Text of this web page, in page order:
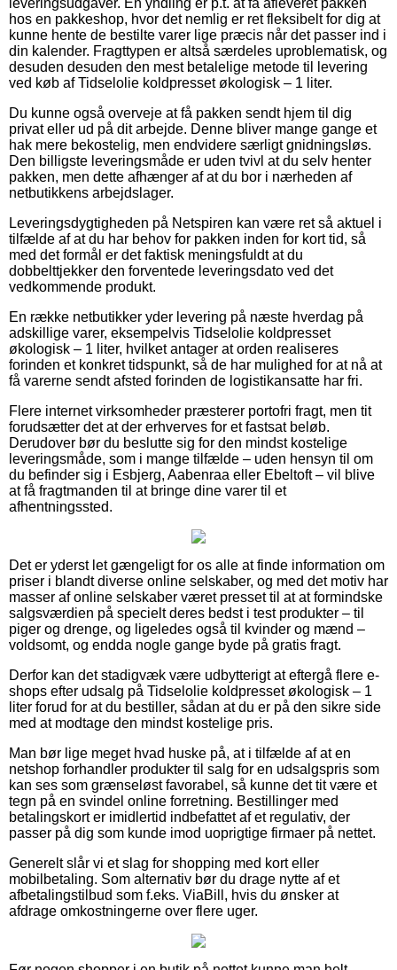
hos en pakkeshop, hvor det nemlig er ret fleksibelt for dig at
kunne hente de bestilte varer lige præcis når det passer ind i
din kalender. Fragttypen er altså særdeles uproblematisk, og
desuden desuden den mest betalelige metode til levering
ved køb af Tidselolie koldpresset økologisk – 1 liter.
Du kunne også overveje at få pakken sendt hjem til dig
privat eller ud på dit arbejde. Denne bliver mange gange et
hak mere bekostelig, men endvidere særligt gnidningsløs.
Den billigste leveringsmåde er uden tvivl at du selv henter
pakken, men dette afhænger af at du bor i nærheden af
netbutikkens arbejdslager.
Leveringsdygtigheden på Netspiren kan være ret så aktuel i
tilfælde af at du har behov for pakken inden for kort tid, så
med det formål er det faktisk meningsfuldt at du
dobbelttjekker den forventede leveringsdato ved det
vedkommende produkt.
En række netbutikker yder levering på næste hverdag på
adskillige varer, eksempelvis Tidselolie koldpresset
økologisk – 1 liter, hvilket antager at orden realiseres
forinden et konkret tidspunkt, så de har mulighed for at nå at
få varerne sendt afsted forinden de logistikansatte har fri.
Flere internet virksomheder præsterer portofri fragt, men tit
forudsætter det at der erhverves for et fastsat beløb.
Derudover bør du beslutte sig for den mindst kostelige
leveringsmåde, som i mange tilfælde – uden hensyn til om
du befinder sig i Esbjerg, Aabenraa eller Ebeltoft – vil blive
at få fragtmanden til at bringe dine varer til et
afhentningssted.
Det er yderst let gængeligt for os alle at finde information om
priser i blandt diverse online selskaber, og med det motiv har
masser af online selskaber været presset til at at formindske
salgsværdien på specielt deres bedst i test produkter – til
piger og drenge, og ligeledes også til kvinder og mænd –
voldsomt, og endda nogle gange byde på gratis fragt.
Derfor kan det stadigvæk være udbytterigt at eftergå flere e-
shops efter udsalg på Tidselolie koldpresset økologisk – 1
liter forud for at du bestiller, sådan at du er på den sikre side
med at modtage den mindst kostelige pris.
Man bør lige meget hvad huske på, at i tilfælde af at en
netshop forhandler produkter til salg for en udsalgspris som
kan ses som grænseløst favorabel, så kunne det tit være et
tegn på en svindel online forretning. Bestillinger med
betalingskort er imidlertid indbefattet af et regulativ, der
passer på dig som kunde imod uoprigtige firmaer på nettet.
Generelt slår vi et slag for shopping med kort eller
mobilbetaling. Som alternativ bør du drage nytte af et
afbetalingstilbud som f.eks. ViaBill, hvis du ønsker at
afdrage omkostningerne over flere uger.